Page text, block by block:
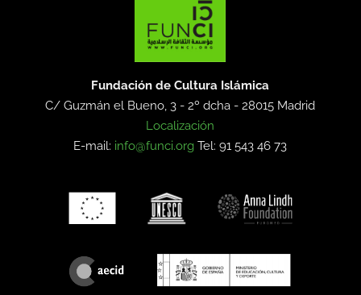
Fundación de Cultura Islámica
C/ Guzmán el Bueno, 3 - 2º dcha -28015 Madrid
Localización
E-mail: info@funci.org Tel: 91 543 46 73